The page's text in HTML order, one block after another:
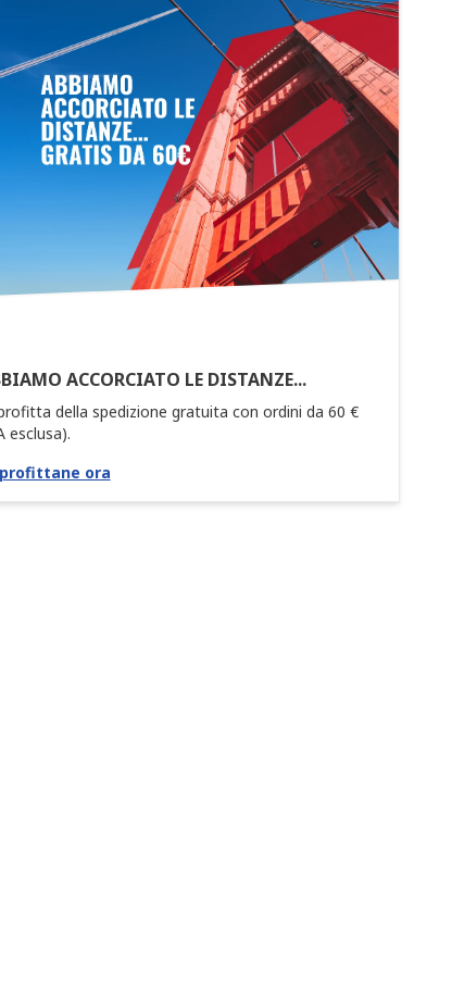
ACCORCIATO LE DISTANZE...
della spedizione gratuita con ordini da 60 €
esclusa).
ora